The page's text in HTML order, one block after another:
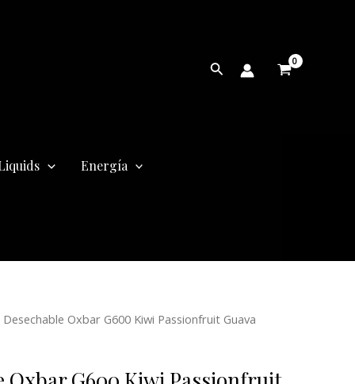
Buscar
Energía
Oxbar G600 Kiwi Passionfruit Guava